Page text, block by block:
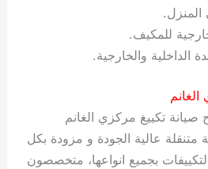
المنزل.
للمكيف.
الداخلية والخارجية.
صيانة تكييغ مركزي الغانم
عالية الجودة و مزودة بكل
بجميع انواعها، متخصصون